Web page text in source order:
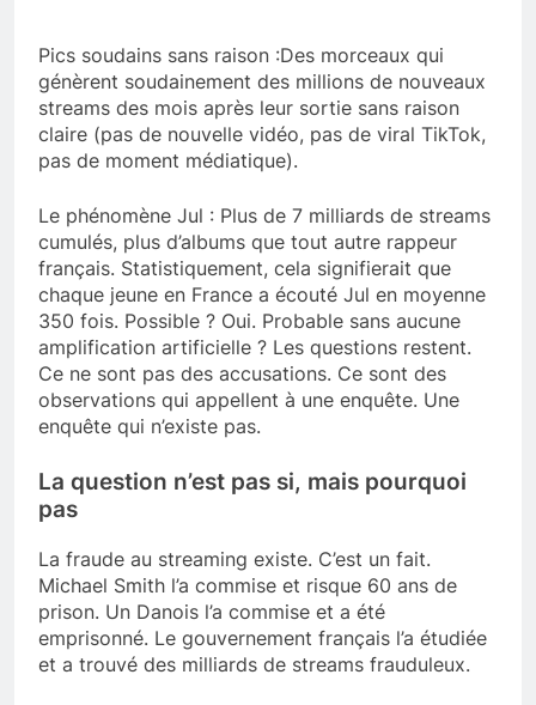
Pics soudains sans raison :Des morceaux qui
génèrent soudainement des millions de nouveaux
streams des mois après leur sortie sans raison
claire (pas de nouvelle vidéo, pas de viral TikTok,
pas de moment médiatique).
Le phénomène Jul : Plus de 7 milliards de streams
cumulés, plus d’albums que tout autre rappeur
français. Statistiquement, cela signifierait que
chaque jeune en France a écouté Jul en moyenne
350 fois. Possible ? Oui. Probable sans aucune
amplification artificielle ? Les questions restent.
Ce ne sont pas des accusations. Ce sont des
observations qui appellent à une enquête. Une
enquête qui n’existe pas.
La question n’est pas si, mais pourquoi
pas
La fraude au streaming existe. C’est un fait.
Michael Smith l’a commise et risque 60 ans de
prison. Un Danois l’a commise et a été
emprisonné. Le gouvernement français l’a étudiée
et a trouvé des milliards de streams frauduleux.